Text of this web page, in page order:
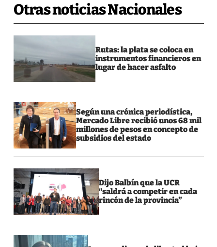
Otras noticias Nacionales
Rutas: la plata se coloca en
instrumentos financieros en
lugar de hacer asfalto
Según una crónica periodística,
Mercado Libre recibió unos 68 mil
millones de pesos en concepto de
subsidios del estado
Dijo Balbín que la UCR
“saldrá a competir en cada
rincón de la provincia”